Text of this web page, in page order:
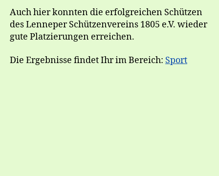
Auch hier konnten die erfolgreichen Schützen
des Lenneper Schützenvereins 1805 e.V. wieder
gute Platzierungen erreichen.
Die Ergebnisse findet Ihr im Bereich: Sport